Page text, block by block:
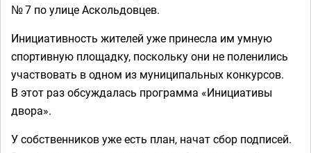
№ 7 по улице Аскольдовцев.
Инициативность жителей уже принесла им умную
спортивную площадку, поскольку они не поленились
участвовать в одном из муниципальных конкурсов.
В этот раз обсуждалась программа «Инициативы
двора».
У собственников уже есть план, начат сбор подписей.